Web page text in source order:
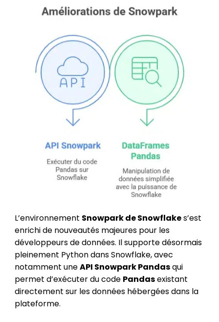
L’environnement Snowpark de Snowflakes’est
enrichi de nouveautés majeures pour les
développeurs de données. Il supporte désormais
pleinement Python dans Snowflake, avec
notamment uneAPI Snowpark Pandasqui
permet d’exécuter du code Pandasexistant
directement sur les données hébergées dans la
plateforme.